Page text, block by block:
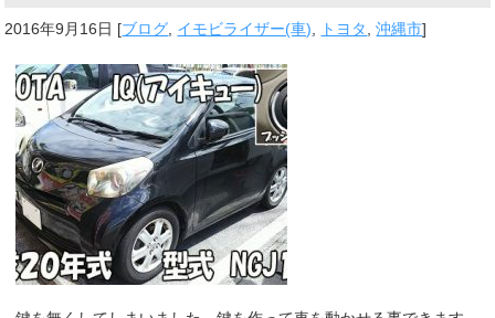
2016年9月16日 [ブログ, イモビライザー(車), トヨタ,沖縄市]